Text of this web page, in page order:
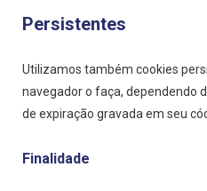
Persistentes
Utilizamos também cookies
navegador o faça, dependendo
de expiração gravada em seu
Finalidade